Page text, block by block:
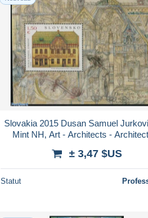
Slovakia 2015 Dusan Samuel
Mint NH, Art - Architects -
± 3,47 $US
Statut